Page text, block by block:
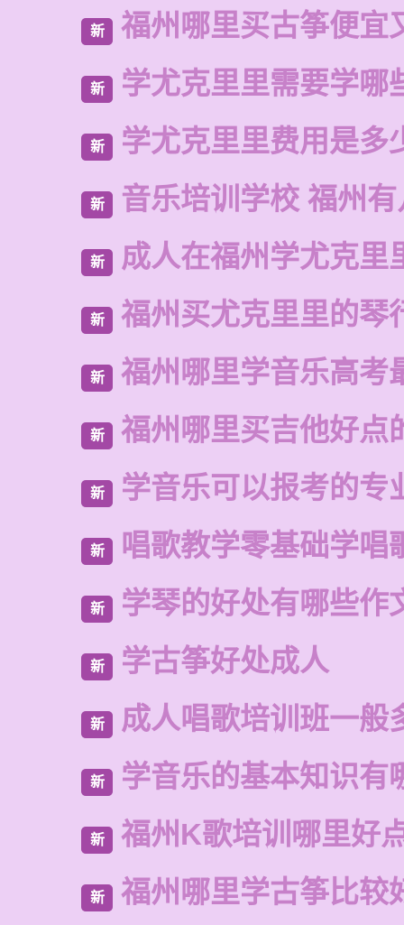
新 福州哪里买古筝便宜
新 学尤克里里需要学哪
新 学尤克里里费用是多
新 音乐培训学校 福州
新 成人在福州学尤克里
新 福州买尤克里里的琴
新 福州哪里学音乐高考
新 福州哪里买吉他好点
新 学音乐可以报考的专
新 唱歌教学零基础学唱
新 学琴的好处有哪些作
新 学古筝好处成人
新 成人唱歌培训班一般
新 学音乐的基本知识有
新 福州K歌培训哪里好
新 福州哪里学古筝比较